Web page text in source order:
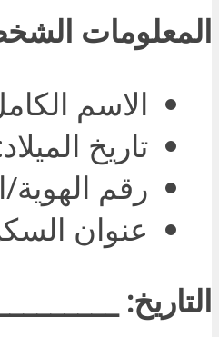
المعلومات
الاسم
تاريخ
رقم
عنوان
التاريخ: